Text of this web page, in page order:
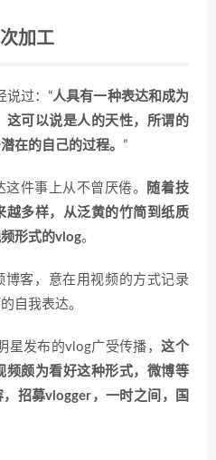
加工
说过：“人具有一种表达和成为
这可以说是人的天性，所谓的
在的自己的过程。 ”
件事上从不曾厌倦。
随着技
越多样，从泛黄的竹简到纸质
形式的vlog。
客，意在用视频的方式记录
自我表达。
星发布的vlog广受传播， 这个
频颇为看好这种形式，微博等
招募vlogger，一时之间，国